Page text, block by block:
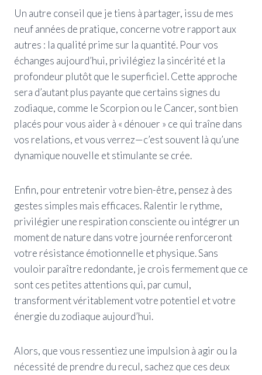
Un autre conseil que je tiens à partager, issu de mes
neuf années de pratique, concerne votre rapport aux
autres : la qualité prime sur la quantité. Pour vos
échanges aujourd’hui, privilégiez la sincérité et la
profondeur plutôt que le superficiel. Cette approche
sera d’autant plus payante que certains signes du
zodiaque, comme le Scorpion ou le Cancer, sont bien
placés pour vous aider à « dénouer » ce qui traîne dans
vos relations, et vous verrez—c’est souvent là qu’une
dynamique nouvelle et stimulante se crée.
Enfin, pour entretenir votre bien-être, pensez à des
gestes simples mais efficaces. Ralentir le rythme,
privilégier une respiration consciente ou intégrer un
moment de nature dans votre journée renforceront
votre résistance émotionnelle et physique. Sans
vouloir paraître redondante, je crois fermement que ce
sont ces petites attentions qui, par cumul,
transforment véritablement votre potentiel et votre
énergie du zodiaque aujourd’hui.
Alors, que vous ressentiez une impulsion à agir ou la
nécessité de prendre du recul, sachez que ces deux